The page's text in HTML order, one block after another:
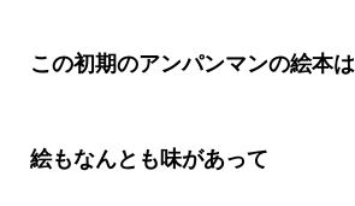
この初期のアンパンマンの絵本は
絵もなんとも味があって